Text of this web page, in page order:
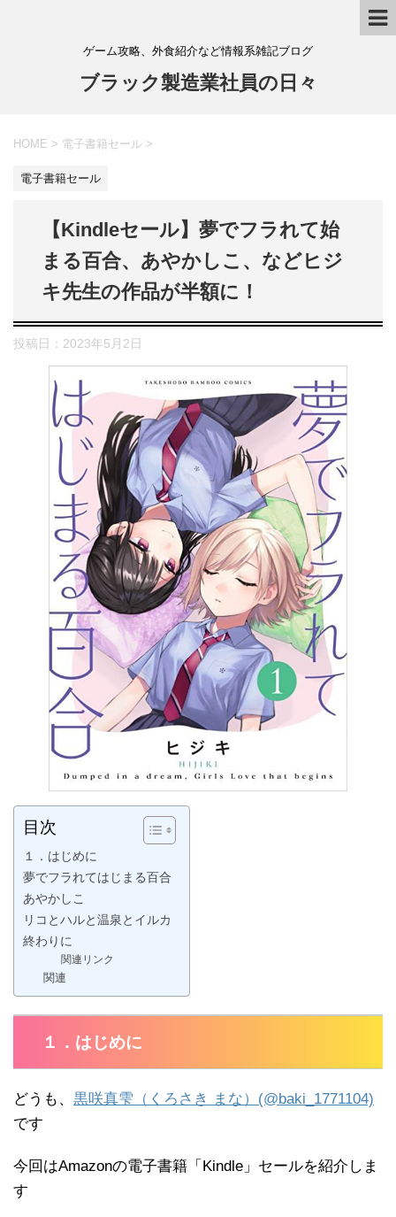
ゲーム攻略、外食紹介など情報系雑記ブログ
ブラック製造業社員の日々
HOME > 電子書籍セール >
電子書籍セール
【Kindleセール】夢でフラれて始
まる百合、あやかしこ、などヒジ
キ先生の作品が半額に！
投稿日： 2023年5月2日
目次
１．はじめに
夢でフラれてはじまる百合
あやかしこ
リコとハルと温泉とイルカ
終わりに
関連リンク
関連
１．はじめに
どうも、 黒咲真雫（くろさき まな）(@baki_1771104)
です
今回はAmazonの電子書籍「Kindle」セールを紹介しま
す